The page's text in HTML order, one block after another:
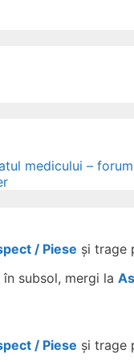
medicului –
/ Piese și trage
subsol, mergi la
/ Piese și trage